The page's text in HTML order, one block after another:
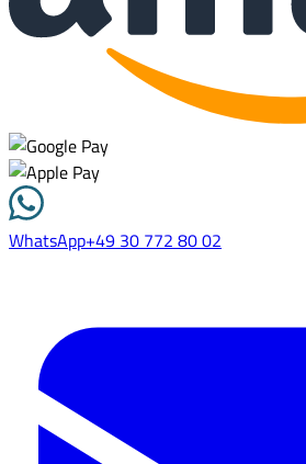
WhatsApp+49 30 772 80 02